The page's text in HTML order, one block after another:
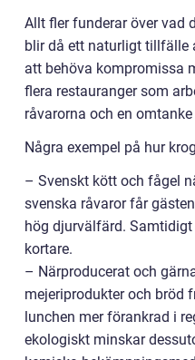
Allt fler funderar över vad
blir då ett naturligt tillfälle
att behöva kompromissa
flera restauranger som
råvarorna och en
Några exempel på hur
– Svenskt kött och fågel
svenska råvaror får
hög djurvälfärd.
kortare.
– Närproducerat och
mejeriprodukter och bröd
lunchen mer förankrad i
ekologiskt minskar